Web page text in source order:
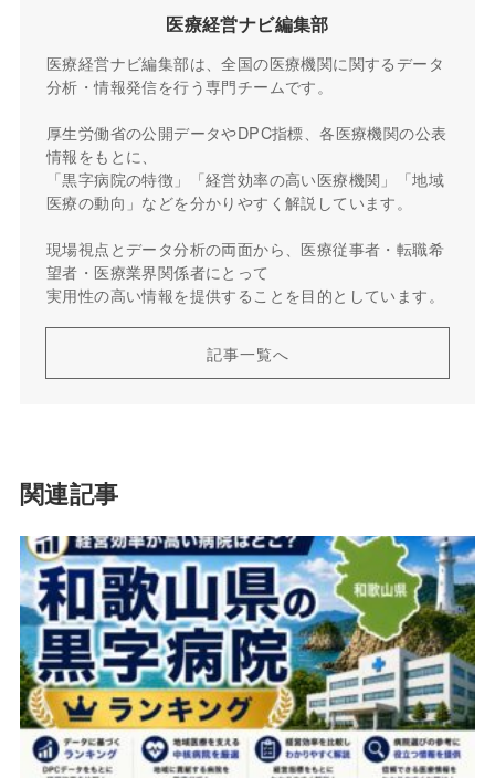
医療経営ナビ編集部
医療経営ナビ編集部は、全国の医療機関に関するデータ
分析・情報発信を行う専門チームです。
厚生労働省の公開データやDPC指標、各医療機関の公表
情報をもとに、
「黒字病院の特徴」「経営効率の高い医療機関」「地域
医療の動向」などを分かりやすく解説しています。
現場視点とデータ分析の両面から、医療従事者・転職希
望者・医療業界関係者にとって
実用性の高い情報を提供することを目的としています。
記事一覧へ
関連記事